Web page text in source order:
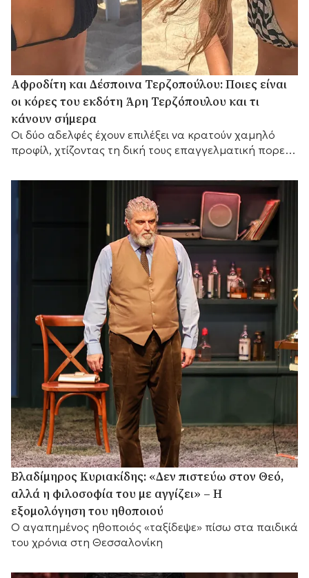
Αφροδίτη και Δέσποινα Τερζοπούλου: Ποιες είναι
οι κόρες του εκδότη Άρη Τερζόπουλου και τι
κάνουν σήμερα
Οι δύο αδελφές έχουν επιλέξει να κρατούν χαμηλό
προφίλ, χτίζοντας τη δική τους επαγγελματική πορεία,
πατέρα τους,
Βλαδίμηρος Κυριακίδης: «Δεν πιστεύω στον Θεό,
αλλά η φιλοσοφία του με αγγίζει» – Η
εξομολόγηση του ηθοποιού
Ο αγαπημένος ηθοποιός «ταξίδεψε» πίσω στα παιδικά
του χρόνια στη Θεσσαλονίκη